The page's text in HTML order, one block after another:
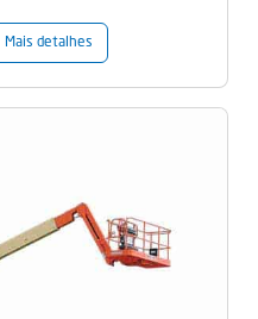
Mais detalhes